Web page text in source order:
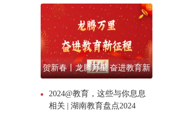
贺新春丨龙腾万里 奋进教育新
征程
2024@教育，这些与你息息
相关 | 湖南教育盘点2024